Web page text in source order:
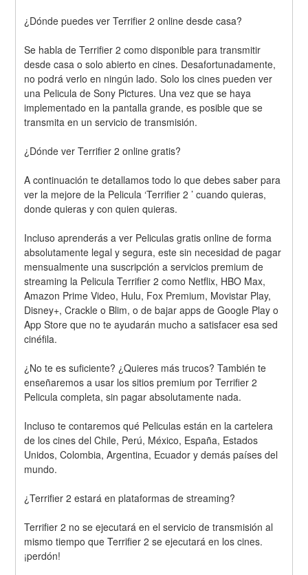
¿Dónde puedes ver Terrifier 2 online desde casa?
Se habla de Terrifier 2 como disponible para transmitir
desde casa o solo abierto en cines. Desafortunadamente,
no podrá verlo en ningún lado. Solo los cines pueden ver
una Pelicula de Sony Pictures. Una vez que se haya
implementado en la pantalla grande, es posible que se
transmita en un servicio de transmisión.
¿Dónde ver Terrifier 2 online gratis?
A continuación te detallamos todo lo que debes saber para
ver la mejore de la Pelicula ‘Terrifier 2 ’ cuando quieras,
donde quieras y con quien quieras.
Incluso aprenderás a ver Peliculas gratis online de forma
absolutamente legal y segura, este sin necesidad de pagar
mensualmente una suscripción a servicios premium de
streaming la Pelicula Terrifier 2 como Netflix, HBO Max,
Amazon Prime Video, Hulu, Fox Premium, Movistar Play,
Disney+, Crackle o Blim, o de bajar apps de Google Play o
App Store que no te ayudarán mucho a satisfacer esa sed
cinéfila.
¿No te es suficiente? ¿Quieres más trucos? También te
enseñaremos a usar los sitios premium por Terrifier 2
Pelicula completa, sin pagar absolutamente nada.
Incluso te contaremos qué Peliculas están en la cartelera
de los cines del Chile, Perú, México, España, Estados
Unidos, Colombia, Argentina, Ecuador y demás países del
mundo.
¿Terrifier 2 estará en plataformas de streaming?
Terrifier 2 no se ejecutará en el servicio de transmisión al
mismo tiempo que Terrifier 2 se ejecutará en los cines.
¡perdón!